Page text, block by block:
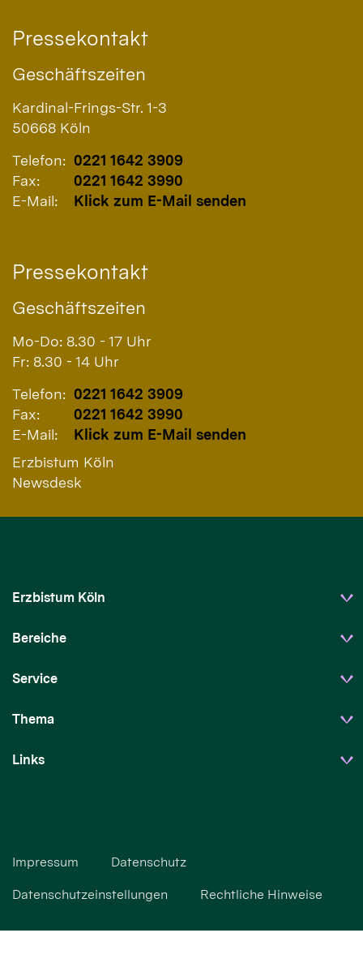
Pressekontakt
Geschäftszeiten
Kardinal-Frings-Str. 1-3
50668 Köln
Telefon: 0221 1642 3909
Fax:
0221 1642 3990
E-Mail:
Klick zum E-Mail senden
Pressekontakt
Geschäftszeiten
Mo-Do: 8.30 - 17 Uhr
Fr: 8.30 - 14 Uhr
Telefon: 0221 1642 3909
Fax:
0221 1642 3990
E-Mail:
Klick zum E-Mail senden
Erzbistum Köln
Newsdesk
Erzbistum Köln
Bereiche
Service
Thema
Links
Impressum Datenschutz
Datenschutzeinstellungen Rechtliche Hinweise